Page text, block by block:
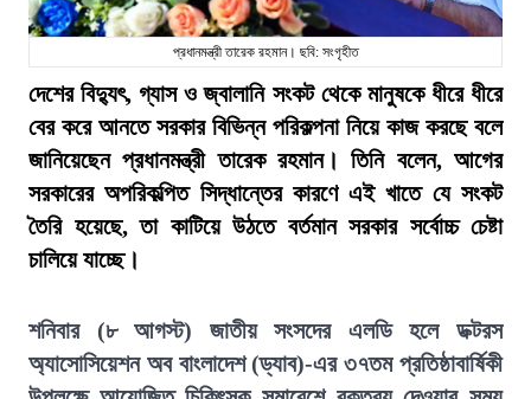
প্রধানমন্ত্রী তারেক রহমান। ছবি: সংগৃহীত
দেশের বিদ্যুৎ, গ্যাস ও জ্বালানি সংকট থেকে মানুষকে ধীরে ধীরে
বের করে আনতে সরকার বিভিন্ন পরিকল্পনা নিয়ে কাজ করছে বলে
জানিয়েছেন প্রধানমন্ত্রী তারেক রহমান। তিনি বলেন, আগের
সরকারের অপরিকল্পিত সিদ্ধান্তের কারণে এই খাতে যে সংকট
তৈরি হয়েছে, তা কাটিয়ে উঠতে বর্তমান সরকার সর্বোচ্চ চেষ্টা
চালিয়ে যাচ্ছে।
শনিবার (৮ আগস্ট) জাতীয় সংসদের এলডি হলে ডক্টরস
অ্যাসোসিয়েশন অব বাংলাদেশ (ড্যাব)-এর ৩৭তম প্রতিষ্ঠাবার্ষিকী